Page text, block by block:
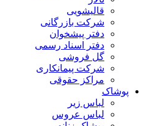
قالیشویی
شرکت بازرگانی
دفتر پیشخوان
دفتر اسناد رسمی
گل فروشی
شرکت پیمانکاری
مراکز حقوقی
پوشاک
لباس زیر
لباس عروس